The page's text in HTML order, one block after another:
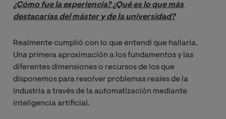
¿Cómo fue la experiencia? ¿Qué es lo que más
destacarías del máster y de la universidad?
Realmente cumplió con lo que entendí que hallaría.
Una primera aproximación a los fundamentos y las
diferentes dimensiones o recursos de los que
disponemos para resolver problemas reales de la
industria a través de la automatización mediante
inteligencia artificial.